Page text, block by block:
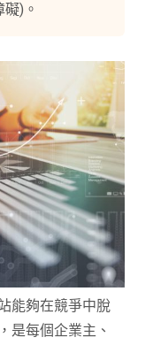
)。
能夠在競爭中脫
是每個企業主、